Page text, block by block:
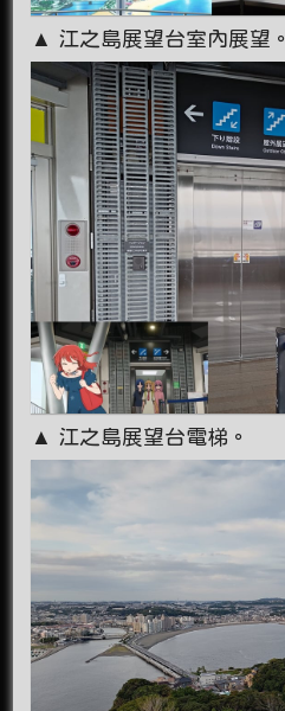
▲ 江之島展望台室內展望。
▲ 江之島展望台電梯。